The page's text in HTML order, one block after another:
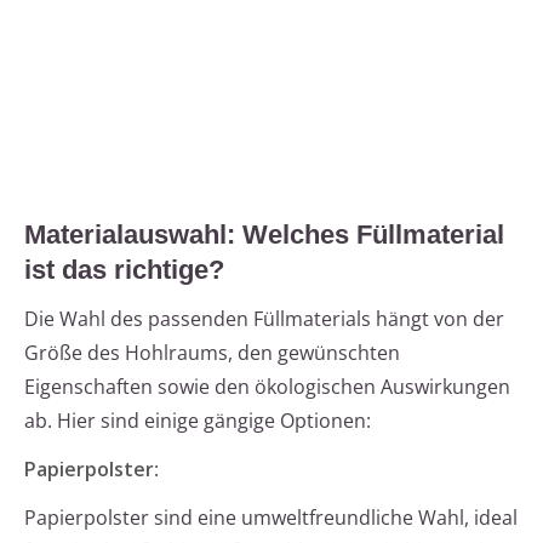
Materialauswahl: Welches Füllmaterial
ist das richtige?
Die Wahl des passenden Füllmaterials hängt von der
Größe des Hohlraums, den gewünschten
Eigenschaften sowie den ökologischen Auswirkungen
ab. Hier sind einige gängige Optionen:
Papierpolster:
Papierpolster sind eine umweltfreundliche Wahl, ideal